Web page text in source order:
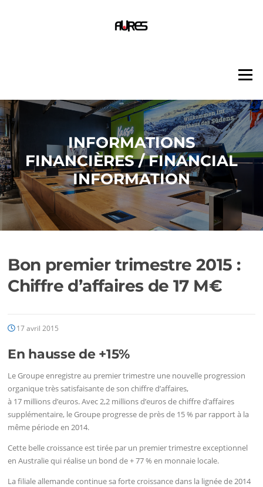
Menu
INFORMATIONS
FINANCIÈRES / FINANCIAL
INFORMATION
Bon premier trimestre 2015 :
Chiffre d’affaires de 17 M€
17 avril 2015
En hausse de +15%
Le Groupe enregistre au premier trimestre une nouvelle progression
organique très satisfaisante de son chiffre d’affaires,
à 17 millions d’euros. Avec 2,2 millions d’euros de chiffre d’affaires
supplémentaire, le Groupe progresse de près de 15 % par rapport à la
même période en 2014.
Cette belle croissance est tirée par un premier trimestre exceptionnel
en Australie qui réalise un bond de + 77 % en monnaie locale.
La filiale allemande continue sa forte croissance dans la lignée de 2014